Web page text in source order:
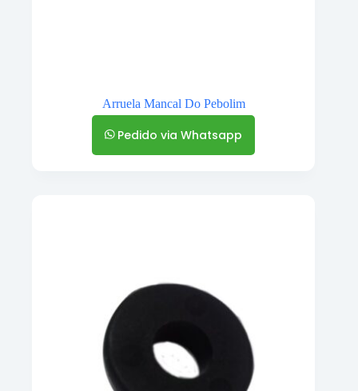
Arruela Mancal Do Pebolim
Pedido via Whatsapp